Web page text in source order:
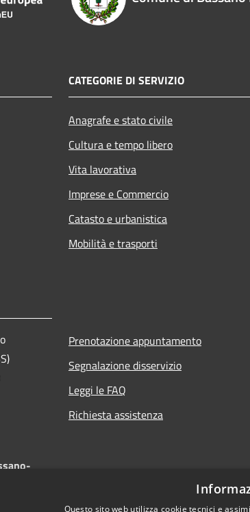
CATEGORIE DI SERVIZIO
Anagrafe e stato civile
Cultura e tempo libero
Vita lavorativa
Imprese e Commercio
Catasto e urbanistica
Mobilità e trasporti
Prenotazione appuntamento
Segnalazione disservizio
Leggi le FAQ
Richiesta assistenza
Questo sito web utilizza cookie tecnici e